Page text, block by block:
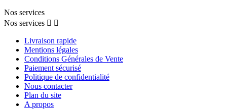
Nos services
Nos services  
Livraison rapide
Mentions légales
Conditions Générales de Vente
Paiement sécurisé
Politique de confidentialité
Nous contacter
Plan du site
A propos